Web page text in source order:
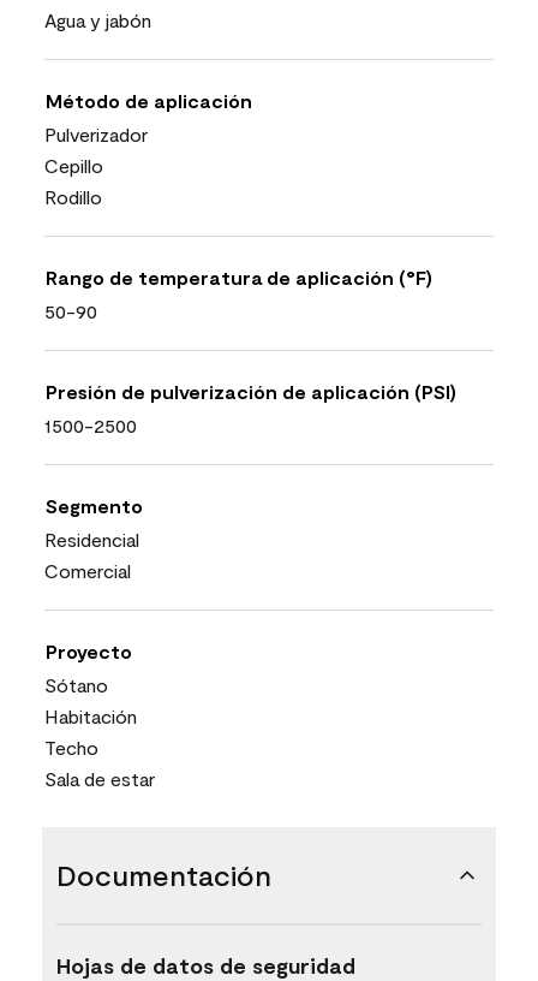
Agua y jabón
Método de aplicación
Pulverizador
Cepillo
Rodillo
Rango de temperatura de aplicación (°F)
50-90
Presión de pulverización de aplicación (PSI)
1500-2500
Segmento
Residencial
Comercial
Proyecto
Sótano
Habitación
Techo
Sala de estar
Documentación
Hojas de datos de seguridad